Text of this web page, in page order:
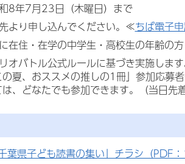
8年7月23日（木曜日）まで
より申し込んでください。≪ちば電子
在住・在学の中学生・高校生の年齢の方
オバトル公式ルールに基づき実施しま
夏、おススメの推しの1冊」参加応募
、どなたでも参加できます。（当日先着
葉県子ども読書の集い」チラシ（PDF